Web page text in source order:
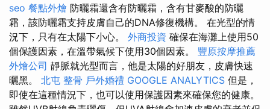
seo 餐點外燴 防曬霜還含有防曬霜，含有甘麥酸的防曬
霜，該防曬霜支持皮膚自己的DNA修復機構。 在光型的情
況下，只有在太陽下小心。 外商投資 確保在海灘上使用50
個保護因素，在溫帶氣候下使用30個因素。 豐原按摩推薦
外燴公司 靜脈就光型而言，他是太陽的好朋友，皮膚快速
曬黑。 北屯 整骨 戶外婚禮 GOOGLE ANALYTICS 但是，
即使在這種情況下，也可以使用保護因素來確保您的健康。